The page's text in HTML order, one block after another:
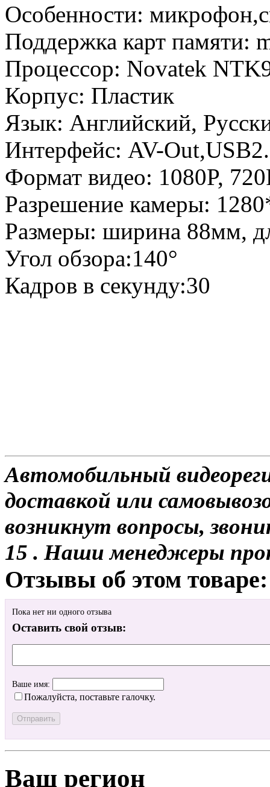
Особенности:
Поддержка карт памяти:
Процессор: Novatek
Корпус: Пластик
Язык: Английский,
Интерфейс: AV-
Формат видео: 1080P,
Разрешение камеры:
Размеры: ширина 88мм,
Угол обзора:140°
Кадров в секунду:30
Автомобильный
доставкой или
возникнут вопросы,
15 . Наши менеджеры
Отзывы об этом товаре:
Пока нет ни одного отзыва
Оставить свой отзыв:
Ваше имя:
Пожалуйста, поставьте галочку.
Ваш регион